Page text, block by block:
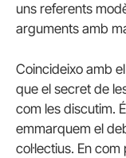
uns referents
arguments amb
Coincideixo amb
que el secret de
com les discutim.
emmarquem el
col·lectius. En